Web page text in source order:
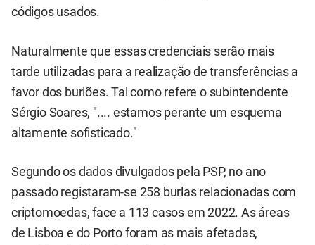
códigos usados.
Naturalmente que essas credenciais serão mais
tarde utilizadas para a realização de transferências a
favor dos burlões. Tal como refere o subintendente
Sérgio Soares, ".... estamos perante um esquema
altamente sofisticado."
Segundo os dados divulgados pela PSP, no ano
passado registaram-se 258 burlas relacionadas com
criptomoedas, face a 113 casos em 2022. As áreas
de Lisboa e do Porto foram as mais afetadas,